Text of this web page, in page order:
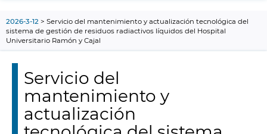
2026-3-12
Servicio del mantenimiento y actualización tecnológica del
sistema de gestión de residuos radiactivos líquidos del Hospital
Universitario Ramón y Cajal
Servicio del
mantenimiento y
actualización